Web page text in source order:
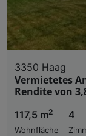
3350 Haag
Vermietetes
Rendite von
117,5 m2
Wohnfläche
4